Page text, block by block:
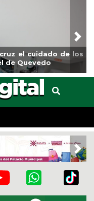
de Veracruz se suma
2026